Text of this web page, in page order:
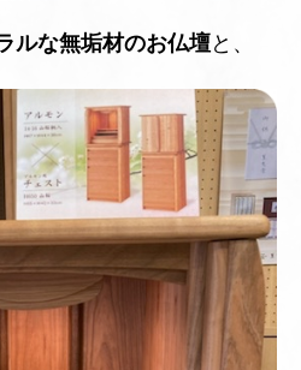
ルな無垢材のお仏壇と、